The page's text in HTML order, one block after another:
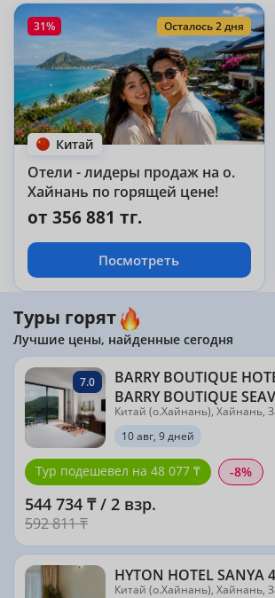
31% Осталось 2 дня
Китай
Отели - лидеры продаж на о.
Хайнань по горящей цене!
от 356 881 тг.
Посмотреть
Туры горят
Лучшие цены, найденные сегодня
7.0
BARRY BOUTIQUE
BARRY BOUTIQUE
5*
Китай (о.Хайнань), Хайнань,
10 авг, 9 дней
Тур подешевел на 48 077 ₸ -8%
544 734 ₸ / 2 взр.
592 811 ₸
HYTON HOTEL SANYA
Китай (о.Хайнань), Хайнань,